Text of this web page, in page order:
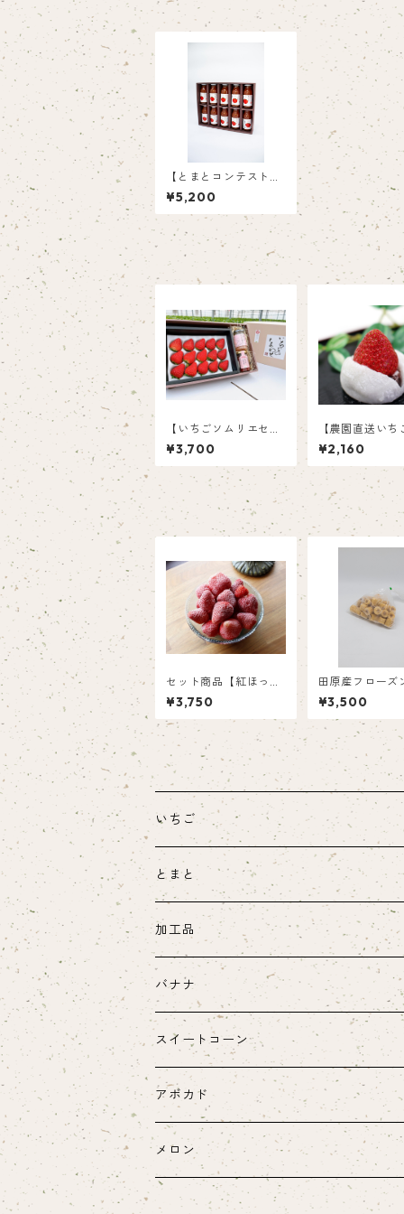
【とまとコンテスト最
優秀賞受賞】旬の時期
に採れたミニトマトの
100％ジュース（180
ml×10）
¥5,200
【いちごソムリエセレ
クト商品】完熟紅ほっ
ぺ＆農園いちごジャム
＆いちごバターセット
¥3,700
【農園直送いち
セット】 高糖
いちご 北海道
用 （苺6粒、
個）
¥2,160
セット商品【紅ほっ
ぺ】フローズンいちご
1㎏、フローズンばな
な500ｇセット
¥3,750
田原産フローズ
な（1kg）
¥3,500
いちご
とまと
加工品
バナナ
スイートコーン
ヤングコーン
アボカド
メロン